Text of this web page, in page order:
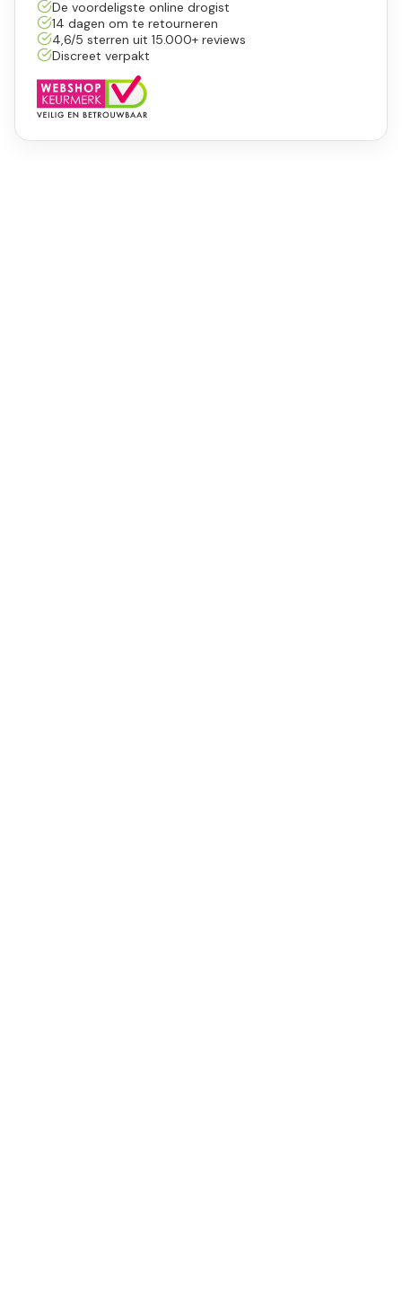
De voordeligste online drogist
14 dagen om te retourneren
4,6/5 sterren uit 15.000+ reviews
Discreet verpakt